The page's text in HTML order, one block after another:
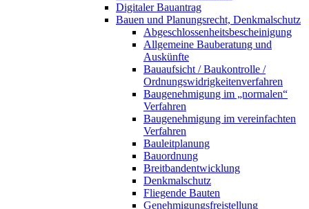
Digitaler Bauantrag
Bauen und Planungsrecht, Denkmalschutz
Abgeschlossenheitsbescheinigung
Allgemeine Bauberatung und
Auskünfte
Bauaufsicht / Baukontrolle /
Ordnungswidrigkeitenverfahren
Baugenehmigung im „normalen“
Verfahren
Baugenehmigung im vereinfachten
Verfahren
Bauleitplanung
Bauordnung
Breitbandentwicklung
Denkmalschutz
Fliegende Bauten
Genehmigungsfreistellung